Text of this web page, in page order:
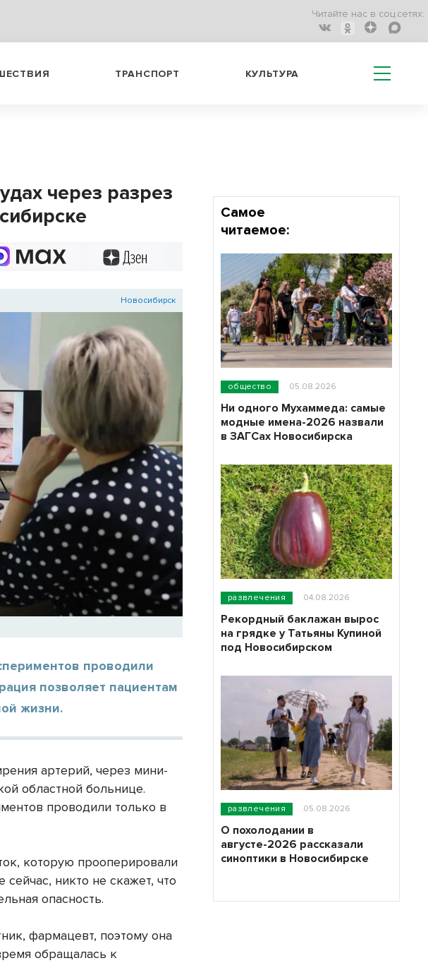
Читайте нас в соц.сетях:
ТРАНСПОРТ КУЛЬТУРА
через разрез
Новосибирск
проводили
позволяет пациентам
жизни.
артерий, через мини-
областной больнице.
проводили только в
которую прооперировали
никто не скажет, что
опасность.
фармацевт, поэтому она
обращалась к
Самое
читаемое:
общество 05.08.2026
Ни одного Мухаммеда: самые
модные имена-2026 назвали
в ЗАГСах Новосибирска
развлечения 04.08.2026
Рекордный баклажан вырос
на грядке у Татьяны Купиной
под Новосибирском
развлечения 05.08.2026
О похолодании в
августе-2026 рассказали
синоптики в Новосибирске